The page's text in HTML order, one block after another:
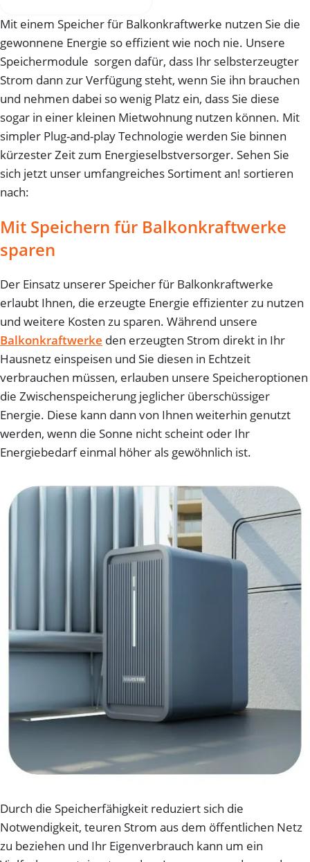
Mit einem Speicher für Balkonkraftwerke nutzen Sie die
gewonnene Energie so effizient wie noch nie. Unsere
Speichermodule sorgen dafür, dass Ihr selbsterzeugter
Strom dann zur Verfügung steht, wenn Sie ihn brauchen
und nehmen dabei so wenig Platz ein, dass Sie diese
sogar in einer kleinen Mietwohnung nutzen können. Mit
simpler Plug-and-play Technologie werden Sie binnen
kürzester Zeit zum Energieselbstversorger. Sehen Sie
sich jetzt unser umfangreiches Sortiment an! sortieren
nach:
Mit Speichern für Balkonkraftwerke
sparen
Der Einsatz unserer Speicher für Balkonkraftwerke
erlaubt Ihnen, die erzeugte Energie effizienter zu nutzen
und weitere Kosten zu sparen. Während unsere
Balkonkraftwerke den erzeugten Strom direkt in Ihr
Hausnetz einspeisen und Sie diesen in Echtzeit
verbrauchen müssen, erlauben unsere Speicheroptionen
die Zwischenspeicherung jeglicher überschüssiger
Energie. Diese kann dann von Ihnen weiterhin genutzt
werden, wenn die Sonne nicht scheint oder Ihr
Energiebedarf einmal höher als gewöhnlich ist.
Durch die Speicherfähigkeit reduziert sich die
Notwendigkeit, teuren Strom aus dem öffentlichen Netz
zu beziehen und Ihr Eigenverbrauch kann um ein